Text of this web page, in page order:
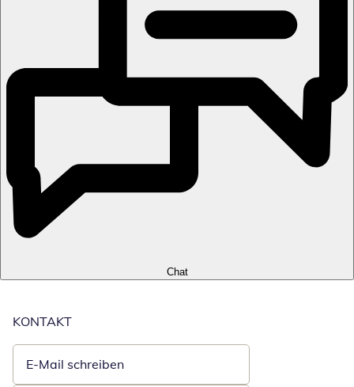
Chat
KONTAKT
E-Mail schreiben
Öffnet E-Mail-Client